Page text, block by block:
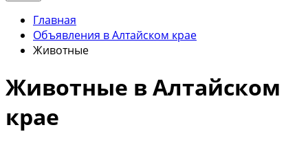
Главная
Объявления в Алтайском крае
Животные
Животные в Алтайском
крае